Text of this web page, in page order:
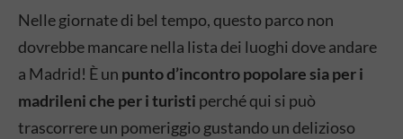
Nelle giornate di bel tempo, questo parco non
dovrebbe mancare nella lista dei luoghi dove andare
a Madrid! È un punto d’incontro popolare sia per i
madrileni che per i turisti perché qui si può
trascorrere un pomeriggio gustando un delizioso